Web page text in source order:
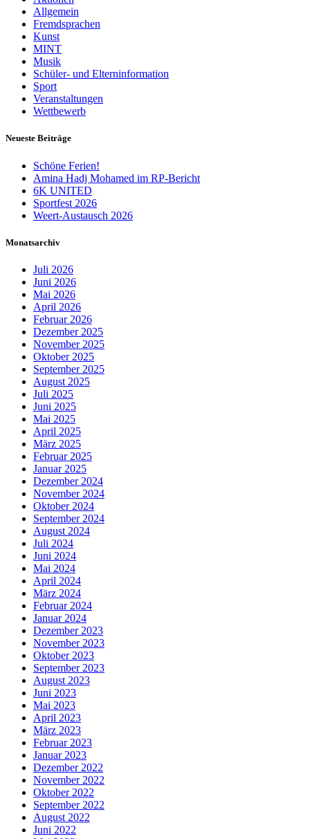
Allgemein
Fremdsprachen
Kunst
MINT
Musik
Schüler- und Elterninformation
Sport
Veranstaltungen
Wettbewerb
Neueste Beiträge
Schöne Ferien!
Amina Hadj Mohamed im RP-Bericht
6K UNITED
Sportfest 2026
Weert-Austausch 2026
Monatsarchiv
Juli 2026
Juni 2026
Mai 2026
April 2026
Februar 2026
Dezember 2025
November 2025
Oktober 2025
September 2025
August 2025
Juli 2025
Juni 2025
Mai 2025
April 2025
März 2025
Februar 2025
Januar 2025
Dezember 2024
November 2024
Oktober 2024
September 2024
August 2024
Juli 2024
Juni 2024
Mai 2024
April 2024
März 2024
Februar 2024
Januar 2024
Dezember 2023
November 2023
Oktober 2023
September 2023
August 2023
Juni 2023
Mai 2023
April 2023
März 2023
Februar 2023
Januar 2023
Dezember 2022
November 2022
Oktober 2022
September 2022
August 2022
Juni 2022